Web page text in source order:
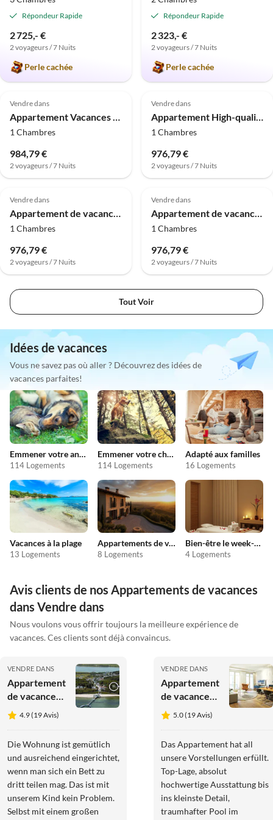
Répondeur Rapide
2 725,- €
2 voyageurs / 7 Nuits
Perle cachée
Répondeur Rapide
2 323,- €
2 voyageurs / 7 Nuits
Perle cachée
Vendre dans
Appartement Vacances à la mer Baltique à Sellin avec balcon
1 Chambres
984,79 €
2 voyageurs / 7 Nuits
Vendre dans
Appartement High-quality holiday apartment in the Baltic Sea resort of Sellin
1 Chambres
976,79 €
2 voyageurs / 7 Nuits
Vendre dans
Appartement de vacances au 2ème étage avec balcon à Sellin
1 Chambres
976,79 €
2 voyageurs / 7 Nuits
Vendre dans
Appartement de vacances à Sellin avec chien et salle de sport
1 Chambres
976,79 €
2 voyageurs / 7 Nuits
Tout Voir
Idées de vacances
Vous ne savez pas où aller ? Découvrez des idées de
vacances parfaites!
Emmener votre animal en vacances
114 Logements
Emmener votre chien en vacances
114 Logements
Adapté aux familles
16 Logements
Vacances à la plage
13 Logements
Appartements de vacances pas chers
8 Logements
Bien-être le week-end
4 Logements
Avis clients de nos Appartements de vacances
dans Vendre dans
Nous voulons vous offrir toujours la meilleure expérience de
vacances. Ces clients sont déjà convaincus.
VENDRE DANS
Appartement
de vacances
Jetée de mer
4.9 (19 Avis)
Die Wohnung ist gemütlich
und ausreichend eingerichtet,
wenn man sich ein Bett zu
dritt teilen mag. Das ist mit
unserem Kind kein Problem.
Selbst mit einem großen
VENDRE DANS
Appartement
de vacances
Brise d'été
Nuage
5.0 (19 Avis)
Das Appartement hat all
unsere Vorstellungen erfüllt.
Top-Lage, absolut
hochwertige Ausstattung bis
ins kleinste Detail,
traumhafter Pool im